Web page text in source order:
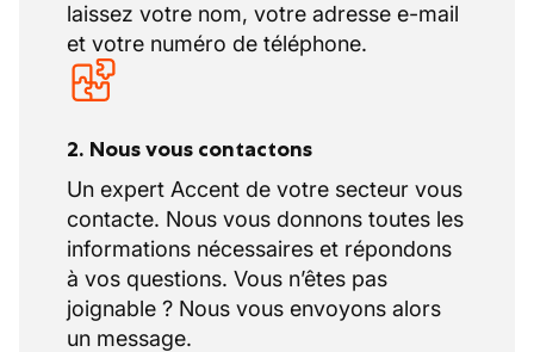
laissez votre nom, votre adresse e-mail
et votre numéro de téléphone.
2. Nous vous contactons
Un expert Accent de votre secteur vous
contacte. Nous vous donnons toutes les
informations nécessaires et répondons
à vos questions. Vous n’êtes pas
joignable ? Nous vous envoyons alors
un message.